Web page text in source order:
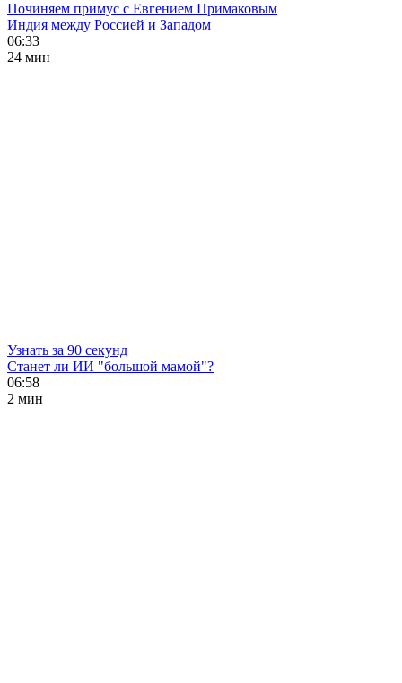
Починяем примус с Евгением Примаковым
Индия между Россией и Западом
06:33
24 мин
Узнать за 90 секунд
Станет ли ИИ "большой мамой"?
06:58
2 мин